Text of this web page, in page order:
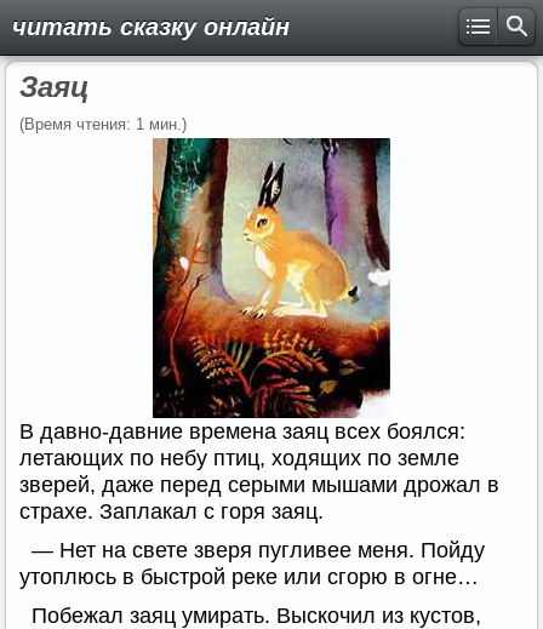
читать сказку онлайн
Заяц
(Время чтения: 1 мин.)
В давно-давние времена заяц всех боялся:
летающих по небу птиц, ходящих по земле
зверей, даже перед серыми мышами дрожал в
страхе. Заплакал с горя заяц.
— Нет на свете зверя пугливее меня. Пойду
утоплюсь в быстрой реке или сгорю в огне…
Побежал заяц умирать. Выскочил из кустов,